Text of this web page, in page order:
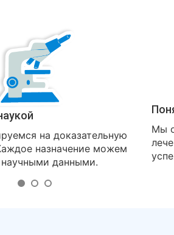
на доказательную
назначение можем
научными данными.
Мы